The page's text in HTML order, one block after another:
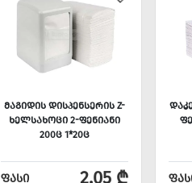
ᲛᲐᲒᲘᲓᲘᲡ ᲓᲘᲡᲞᲔᲜᲡᲔᲠᲘᲡ Z-
ᲮᲔᲚᲡᲐᲮᲝᲪᲘ 2-ᲤᲔᲜᲘᲐᲜᲘ
200Ც 1*20Ც
ᲤᲐᲡᲘ 2.05 ₾